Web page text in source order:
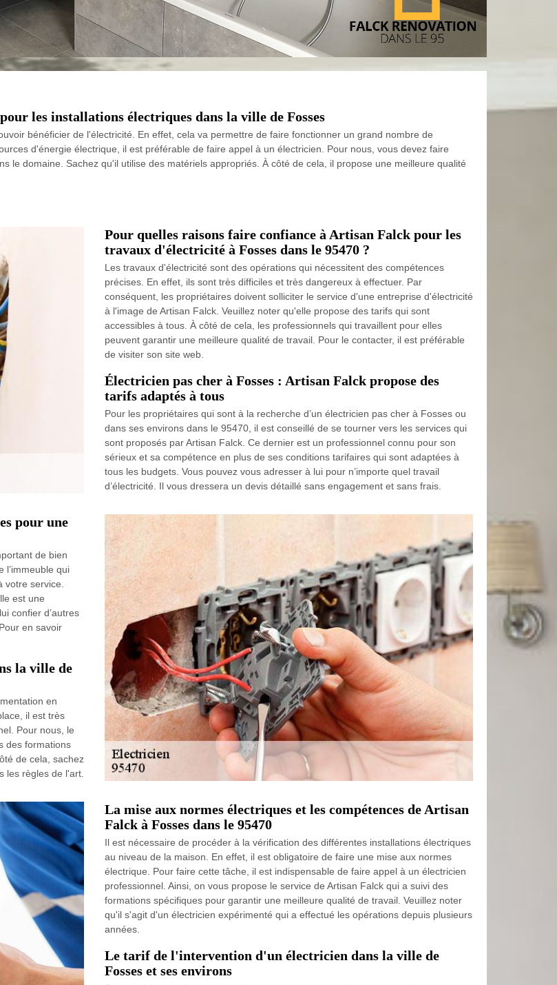
les installations électriques dans la ville de Fosses
bénéficier de l'électricité. En effet, cela va permettre de faire fonctionner un grand nombre de
d'énergie électrique, il est préférable de faire appel à un électricien. Pour nous, vous devez faire
le domaine. Sachez qu'il utilise des matériels appropriés. À côté de cela, il propose une meilleure qualité
Pour quelles raisons faire confiance à Artisan Falck pour les
travaux d'électricité à Fosses dans le 95470 ?
Les travaux d'électricité sont des opérations qui nécessitent des compétences
précises. En effet, ils sont très difficiles et très dangereux à effectuer. Par
conséquent, les propriétaires doivent solliciter le service d'une entreprise d'électricité
à l'image de Artisan Falck. Veuillez noter qu'elle propose des tarifs qui sont
accessibles à tous. À côté de cela, les professionnels qui travaillent pour elles
peuvent garantir une meilleure qualité de travail. Pour le contacter, il est préférable
de visiter son site web.
Électricien pas cher à Fosses : Artisan Falck propose des
tarifs adaptés à tous
Pour les propriétaires qui sont à la recherche d’un électricien pas cher à Fosses ou
dans ses environs dans le 95470, il est conseillé de se tourner vers les services qui
sont proposés par Artisan Falck. Ce dernier est un professionnel connu pour son
sérieux et sa compétence en plus de ses conditions tarifaires qui sont adaptées à
tous les budgets. Vous pouvez vous adresser à lui pour n’importe quel travail
d’électricité. Il vous dressera un devis détaillé sans engagement et sans frais.
pour une
de bien
l’immeuble qui
votre service.
est une
confier d’autres
en savoir
la ville de
en
il est très
Pour nous, le
des formations
de cela, sachez
les règles de l'art.
La mise aux normes électriques et les compétences de Artisan
Falck à Fosses dans le 95470
Il est nécessaire de procéder à la vérification des différentes installations électriques
au niveau de la maison. En effet, il est obligatoire de faire une mise aux normes
électrique. Pour faire cette tâche, il est indispensable de faire appel à un électricien
professionnel. Ainsi, on vous propose le service de Artisan Falck qui a suivi des
formations spécifiques pour garantir une meilleure qualité de travail. Veuillez noter
qu'il s'agit d'un électricien expérimenté qui a effectué les opérations depuis plusieurs
années.
Le tarif de l'intervention d'un électricien dans la ville de
Fosses et ses environs